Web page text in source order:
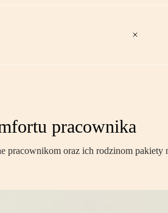
pracownika
oraz ich rodzinom pakiety